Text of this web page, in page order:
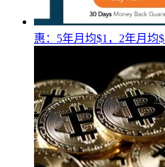
惠：5年月均$1，2年月均